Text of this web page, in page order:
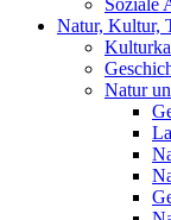
Soziale
Natur, Kultur,
Natur